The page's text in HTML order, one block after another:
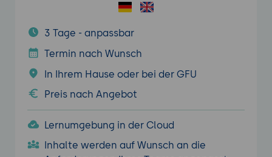
3 Tage - anpassbar
Termin nach Wunsch
In Ihrem Hause oder bei der GFU
Preis nach Angebot
Lernumgebung in der Cloud
Inhalte werden auf Wunsch an die